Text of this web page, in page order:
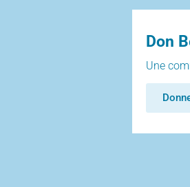
Don
Une